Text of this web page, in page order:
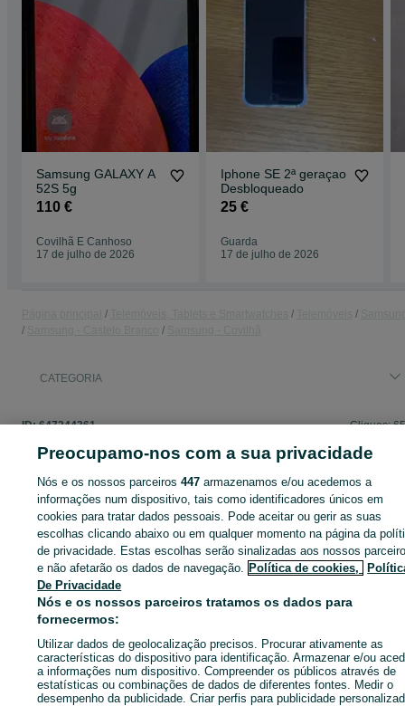
Samsung GALAXY A
52S 5g
110 €
Covilhã E Canhoso
17 de julho de 2026
Iphone SE 2ª geraçao
Desbloqueado
25 €
Guarda
17 de julho de 2026
CATEGORIA
ID:647244361 Cliques:
Entra na tua conta OLX ou cria uma nova para contactares
anunciante
Entrar ou criar conta
Preocupamo-nos com a sua privacidade
Nós e os nossos parceiros447 armazenamos e/ou acedemos a
informações num dispositivo, tais como identificadores únicos em
cookies para tratar dados pessoais. Pode aceitar ou gerir as suas
escolhas clicando abaixo ou em qualquer momento na página da
de privacidade. Estas escolhas serão sinalizadas aos nossos
e não afetarão os dados de navegação. Política de cookies,
De Privacidade
Nós e os nossos parceiros tratamos os dados para
fornecermos:
Utilizar dados de geolocalização precisos. Procurar ativamente as
características do dispositivo para identificação. Armazenar e/ou
a informações num dispositivo. Compreender os públicos através de
estatísticas ou combinações de dados de diferentes fontes. Medir o
desempenho da publicidade. Criar perfis para publicidade